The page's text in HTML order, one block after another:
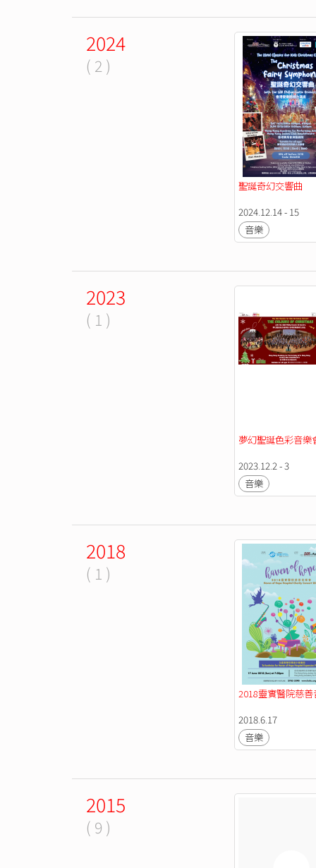
2024
( 2 )
聖誕奇幻交響曲
2024.12.14 - 15
音樂
2023
( 1 )
夢幻聖誕色彩音樂
2023.12.2 - 3
音樂
2018
( 1 )
2018靈實醫院慈
2018.6.17
音樂
2015
( 9 )